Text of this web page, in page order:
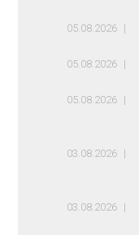
05.08.2026
05.08.2026
05.08.2026
03.08.2026
03.08.2026